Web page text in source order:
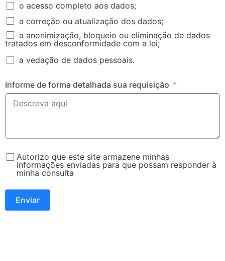
o acesso completo aos dados;
a correção ou atualização dos dados;
a anonimização, bloqueio ou eliminação de dados
tratados em desconformidade com a lei;
a vedação de dados pessoais.
Informe de forma detalhada sua requisição
Autorizo que este site armazene minhas
informações enviadas para que possam responder à
minha consulta
Enviar